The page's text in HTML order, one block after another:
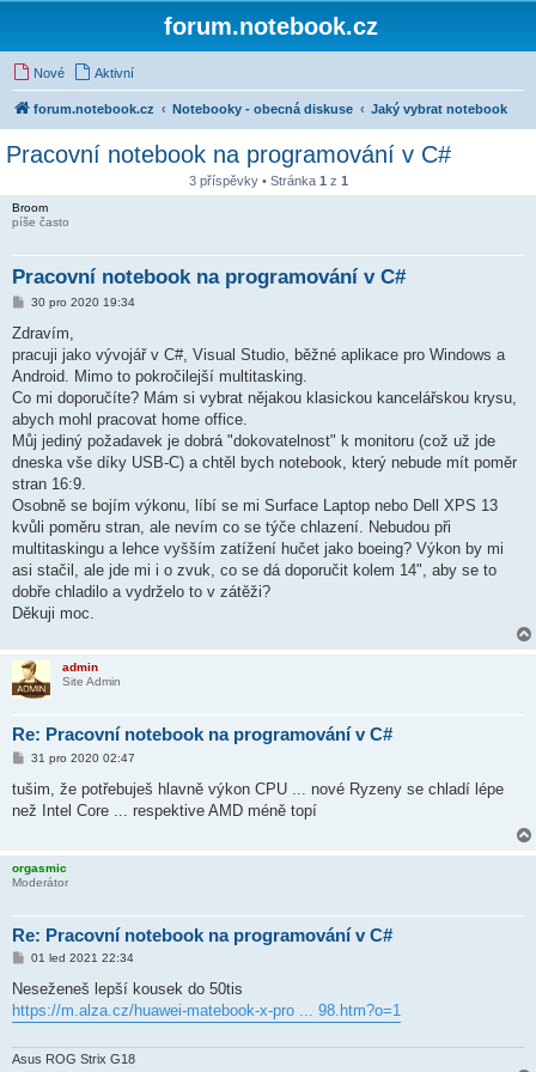
forum.notebook.cz
Nové Aktivní
forum.notebook.cz Notebooky - obecná diskuse Jaký vybrat notebook
Pracovní notebook na programování v C#
3 příspěvky • Stránka 1 z 1
Broom
píše často
Pracovní notebook na programování v C#
P
í
p
ě
e
k
30 pro 2020 19:34
Zdravím,
pracuji jako vývojář v C#, Visual Studio, běžné aplikace pro Windows a
Android. Mimo to pokročilejší multitasking.
Co mi doporučíte? Mám si vybrat nějakou klasickou kancelářskou krysu,
abych mohl pracovat home office.
Můj jediný požadavek je dobrá "dokovatelnost" k monitoru (což už jde
dneska vše díky USB-C) a chtěl bych notebook, který nebude mít poměr
stran 16:9.
Osobně se bojím výkonu, líbí se mi Surface Laptop nebo Dell XPS 13
kvůli poměru stran, ale nevím co se týče chlazení. Nebudou při
multitaskingu a lehce vyšším zatížení hučet jako boeing? Výkon by mi
asi stačil, ale jde mi i o zvuk, co se dá doporučit kolem 14", aby se to
dobře chladilo a vydrželo to v zátěži?
Děkuji moc.
admin
Site Admin
Re: Pracovní notebook na programování v C#
P
í
p
e
k
31 pro 2020 02:47
tušim, že potřebuješ hlavně výkon CPU ... nové Ryzeny se chladí lépe
než Intel Core ... respektive AMD méně topí
orgasmic
Moderátor
Re: Pracovní notebook na programování v C#
P
í
p
e
01 led 2021 22:34
Neseženeš lepší kousek do 50tis
https://m.alza.cz/huawei-matebook-x-pro ... 98.htm?o=1
Asus ROG Strix G18